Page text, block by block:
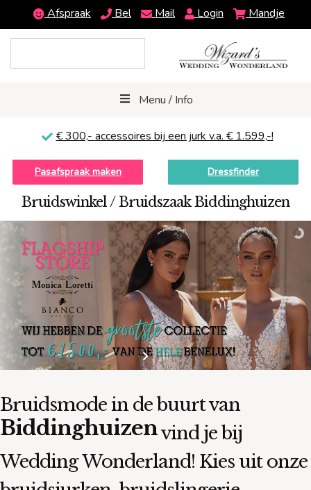
Afspraak Bel Mail Login Mandje
Menu / Info
€ 300,- accessoires bij een jurk v.a. € 1.599,-!
Pasafspraak maken Dressfinder
Bruidswinkel / Bruidszaak Biddinghuizen
Bruidsmode in de buurt van
Biddinghuizenvind je bij
Wedding Wonderland! Kies uit onze